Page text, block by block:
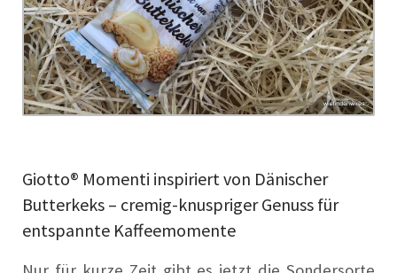
Giotto® Momenti inspiriert von Dänischer
Butterkeks – cremig-knuspriger Genuss für
entspannte Kaffeemomente